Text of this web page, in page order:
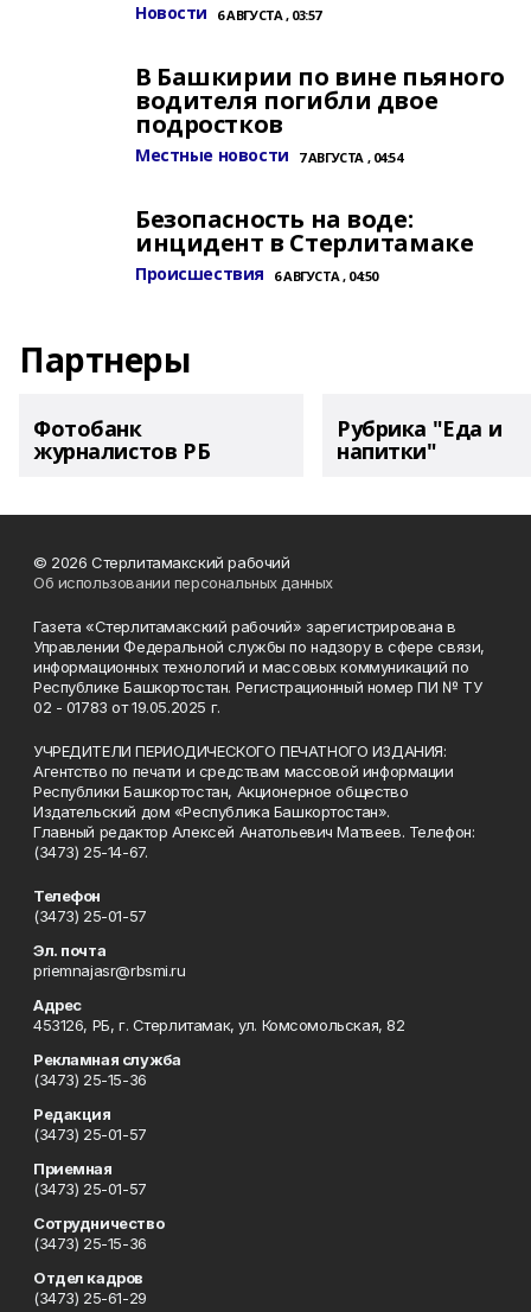
Новости 6 АВГУСТА , 03:57
В Башкирии по вине пьяного
водителя погибли двое
подростков
Местные новости 7 АВГУСТА , 04:54
Безопасность на воде:
инцидент в Стерлитамаке
Происшествия 6 АВГУСТА , 04:50
Партнеры
Фотобанк
журналистов РБ
Рубрика "Еда и
напитки"
© 2026 Стерлитамакский рабочий
Об использовании персональных данных
Газета «Стерлитамакский рабочий» зарегистрирована в
Управлении Федеральной службы по надзору в сфере связи,
информационных технологий и массовых коммуникаций по
Республике Башкортостан. Регистрационный номер ПИ № ТУ
02 - 01783 от 19.05.2025 г.
УЧРЕДИТЕЛИ ПЕРИОДИЧЕСКОГО ПЕЧАТНОГО ИЗДАНИЯ:
Агентство по печати и средствам массовой информации
Республики Башкортостан, Акционерное общество
Издательский дом «Республика Башкортостан».
Главный редактор Алексей Анатольевич Матвеев. Телефон:
(3473) 25-14-67.
Телефон
(3473) 25-01-57
Эл. почта
priemnajasr@rbsmi.ru
Адрес
453126, РБ, г. Стерлитамак, ул. Комсомольская, 82
Рекламная служба
(3473) 25-15-36
Редакция
(3473) 25-01-57
Приемная
(3473) 25-01-57
Сотрудничество
(3473) 25-15-36
Отдел кадров
(3473) 25-61-29